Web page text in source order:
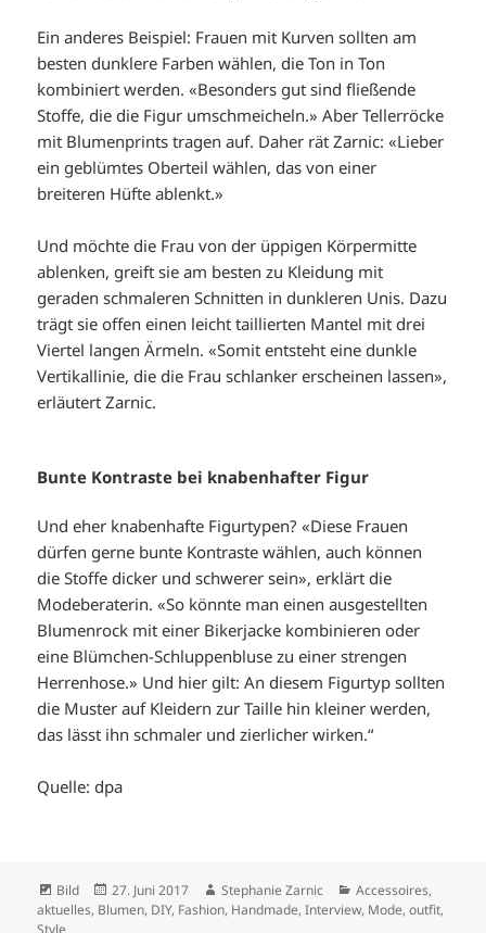
Ein anderes Beispiel: Frauen mit Kurven sollten am
besten dunklere Farben wählen, die Ton in Ton
kombiniert werden. «Besonders gut sind fließende
Stoffe, die die Figur umschmeicheln.» Aber Tellerröcke
mit Blumenprints tragen auf. Daher rät Zarnic: «Lieber
ein geblümtes Oberteil wählen, das von einer
breiteren Hüfte ablenkt.»
Und möchte die Frau von der üppigen Körpermitte
ablenken, greift sie am besten zu Kleidung mit
geraden schmaleren Schnitten in dunkleren Unis. Dazu
trägt sie offen einen leicht taillierten Mantel mit drei
Viertel langen Ärmeln. «Somit entsteht eine dunkle
Vertikallinie, die die Frau schlanker erscheinen lassen»,
erläutert Zarnic.
Bunte Kontraste bei knabenhafter Figur
Und eher knabenhafte Figurtypen? «Diese Frauen
dürfen gerne bunte Kontraste wählen, auch können
die Stoffe dicker und schwerer sein», erklärt die
Modeberaterin. «So könnte man einen ausgestellten
Blumenrock mit einer Bikerjacke kombinieren oder
eine Blümchen-Schluppenbluse zu einer strengen
Herrenhose.» Und hier gilt: An diesem Figurtyp sollten
die Muster auf Kleidern zur Taille hin kleiner werden,
das lässt ihn schmaler und zierlicher wirken.“
Quelle: dpa
Format
Bild
Veröffentlicht
am
27. Juni 2017 Autor
Stephanie Zarnic Kategorien
Accessoires,
aktuelles, Blumen, DIY, Fashion, Handmade,Interview, Mode,outfit,